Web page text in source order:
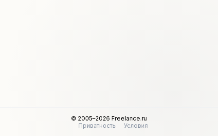
© 2005–2026 Freelance.ru
Приватность
Условия